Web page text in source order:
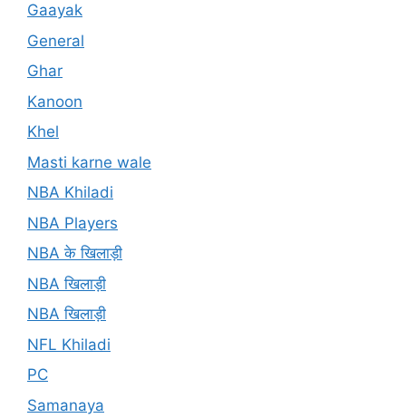
Gaayak
General
Ghar
Kanoon
Khel
Masti karne wale
NBA Khiladi
NBA Players
NBA के खिलाड़ी
NBA खिलाड़ी
NBA खिलाड़ी
NFL Khiladi
PC
Samanaya